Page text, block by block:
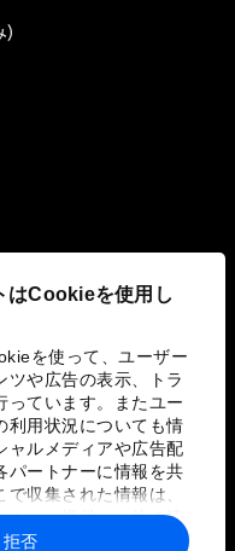
はCookieを使用し
を使って、ユーザー
ツや広告の表示、トラ
っています。またユー
利用状況についても情
ャルメディアや広告配
パートナーに情報を共
収集された情報は、
ナーに提供した他の情
ービスを使用した際
拒否
)